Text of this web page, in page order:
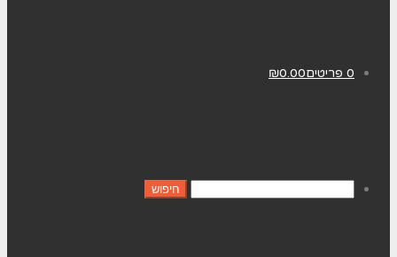
0 פריטים ₪0.00